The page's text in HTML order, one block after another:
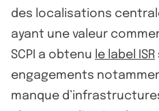
des localisations
ayant une valeur
SCPI a obtenu le label ISR
engagements
manque